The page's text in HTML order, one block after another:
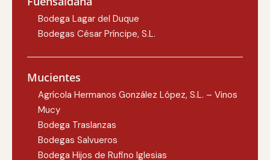
Bodega Lagar del Duque
Bodegas César Príncipe, S.L.
Mucientes
Agrícola Hermanos González López, S.L. – Vinos
Mucy
Bodega Traslanzas
Bodegas Salvueros
Bodega Hijos de Rufino Iglesias